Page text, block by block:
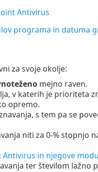
Antivirus
programa in datuma
za svoje okolje:
mejno raven.
v katerih je prioriteta
opremo.
s tem pa se
niti za 0-%
Antivirus in njegove
ter številom lažno